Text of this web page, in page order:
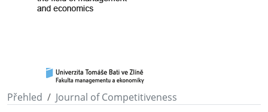
Přehled Journal of Competitiveness